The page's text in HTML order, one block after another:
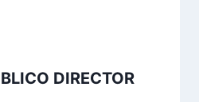
DIRECTOR